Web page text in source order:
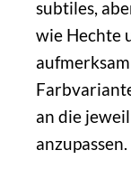
subtiles,
wie Hechte
an die
anzupassen.